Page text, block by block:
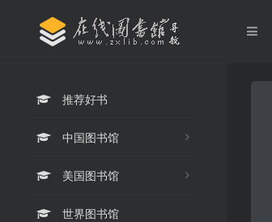
推荐好书
中国图书馆
美国图书馆
世界图书馆